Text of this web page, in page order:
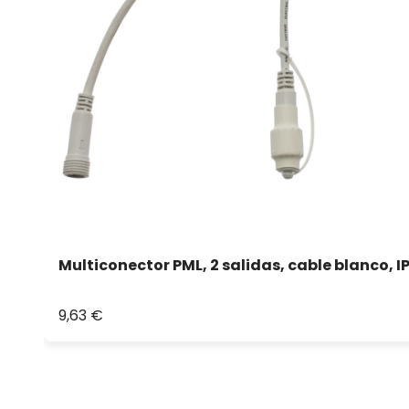
Multiconector PML, 2 salidas, cable blanco,
9,63 €